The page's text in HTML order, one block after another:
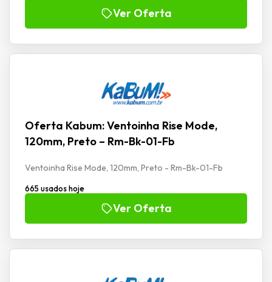
Ver Oferta
Oferta Kabum: Ventoinha Rise Mode,
120mm, Preto – Rm-Bk-01-Fb
Ventoinha Rise Mode, 120mm, Preto - Rm-Bk-01-Fb
665 usados hoje
Ver Oferta